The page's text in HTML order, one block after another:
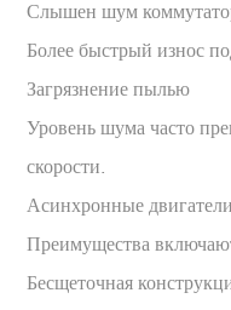
Слышен шум
Более быстрый износ
Загрязнение пылью
Уровень шума часто
скорости.
Асинхронные двигатели
Преимущества
Бесщеточная